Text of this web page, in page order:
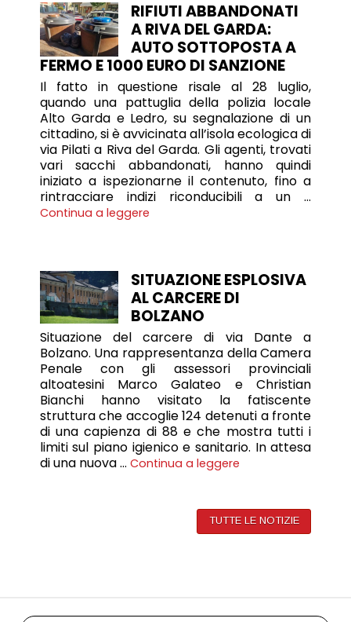
RIFIUTI ABBANDONATI
A RIVA DEL GARDA:
AUTO SOTTOPOSTA A
FERMO E 1000 EURO DI SANZIONE
Il fatto in questione risale al 28 luglio,
quando una pattuglia della polizia locale
Alto Garda e Ledro, su segnalazione di un
cittadino, si è avvicinata all’isola ecologica di
via Pilati a Riva del Garda. Gli agenti, trovati
vari sacchi abbandonati, hanno quindi
iniziato a ispezionarne il contenuto, fino a
rintracciare indizi riconducibili a un …
Continua a leggere
SITUAZIONE ESPLOSIVA
AL CARCERE DI
BOLZANO
Situazione del carcere di via Dante a
Bolzano. Una rappresentanza della Camera
Penale con gli assessori provinciali
altoatesini Marco Galateo e Christian
Bianchi hanno visitato la fatiscente
struttura che accoglie 124 detenuti a fronte
di una capienza di 88 e che mostra tutti i
limiti sul piano igienico e sanitario. In attesa
di una nuova … Continua a leggere
TUTTE LE NOTIZIE